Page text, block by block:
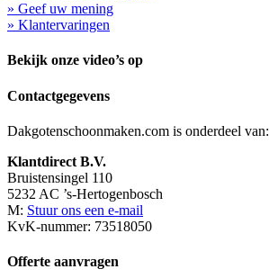
» Geef uw mening
» Klantervaringen
Bekijk onze video’s op
Contactgegevens
Dakgotenschoonmaken.com is onderdeel van:
Klantdirect B.V.
Bruistensingel 110
5232 AC ’s-Hertogenbosch
M: Stuur ons een e-mail
KvK-nummer: 73518050
Offerte aanvragen